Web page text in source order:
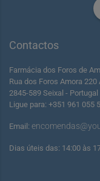
Contactos
Farmácia dos Foros de
Rua dos Foros Amora 220
2845-589 Seixal - Portugal
Ligue para: +351 961 055
Email:
Dias úteis das: 14:00 às